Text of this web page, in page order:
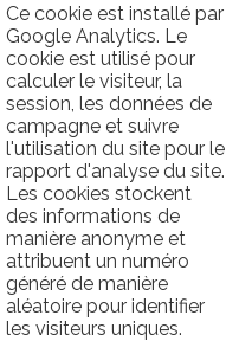
Ce cookie est installé par
Google Analytics. Le
cookie est utilisé pour
calculer le visiteur, la
session, les données de
campagne et suivre
l'utilisation du site pour le
rapport d'analyse du site.
Les cookies stockent
des informations de
manière anonyme et
attribuent un numéro
généré de manière
aléatoire pour identifier
les visiteurs uniques.